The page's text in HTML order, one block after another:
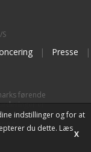
| Presse
|
førende
er
bilbranchens
indstillinger og for at
du dette. Læs
X